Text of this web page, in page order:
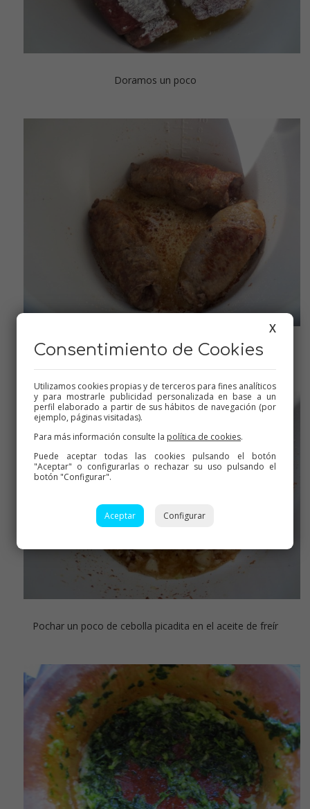
Doramos un poco
Ya doraditos, los reservamos
Pochar un poco de cebolla picadita en el aceite de freír
X
Consentimiento de Cookies
Utilizamos cookies propias y de terceros para fines analíticos
y para mostrarle publicidad personalizada en base a un
perfil elaborado a partir de sus hábitos de navegación (por
ejemplo, páginas visitadas).
Para más información consulte la política de cookies.
Puede aceptar todas las cookies pulsando el botón
"Aceptar" o configurarlas o rechazar su uso pulsando el
botón "Configurar".
Aceptar Configurar